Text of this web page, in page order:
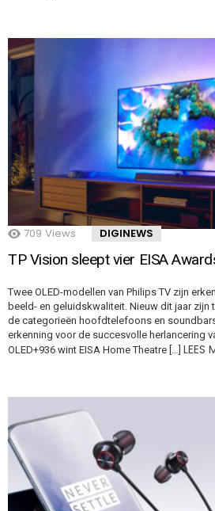
709 Views DIGINEWS
TP Vision sleept vier EISA
Twee OLED-modellen van Philips TV zijn
beeld- en geluidskwaliteit. Nieuw dit jaar zijn
de categorieën hoofdtelefoons en
erkenning voor de succesvolle herlancering
OLED+936 wint EISA Home Theatre […] LEES